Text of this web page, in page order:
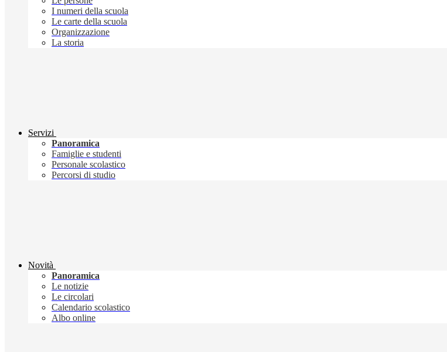
I numeri della scuola
Le carte della scuola
Organizzazione
La storia
Servizi
Panoramica
Famiglie e studenti
Personale scolastico
Percorsi di studio
Novità
Panoramica
Le notizie
Le circolari
Calendario scolastico
Albo online